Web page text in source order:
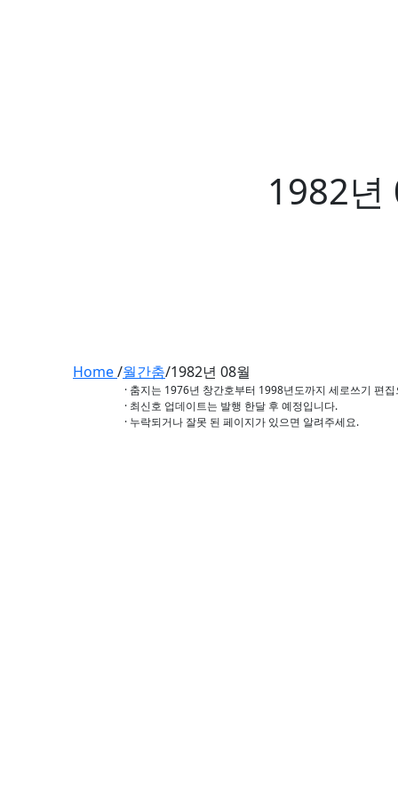
1982년
Home/월간춤/1982년 08월
· 춤지는 1976년 창간호부터 1998년도까지 세로쓰기 편
· 최신호 업데이트는 발행 한달 후 예정입니다.
· 누락되거나 잘못 된 페이지가 있으면 알려주세요.